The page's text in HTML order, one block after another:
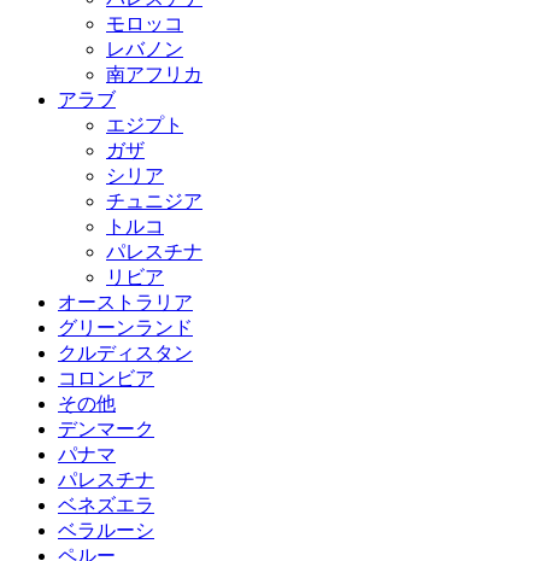
モロッコ
レバノン
南アフリカ
アラブ
エジプト
ガザ
シリア
チュニジア
トルコ
パレスチナ
リビア
オーストラリア
グリーンランド
クルディスタン
コロンビア
その他
デンマーク
パナマ
パレスチナ
ベネズエラ
ベラルーシ
ペルー